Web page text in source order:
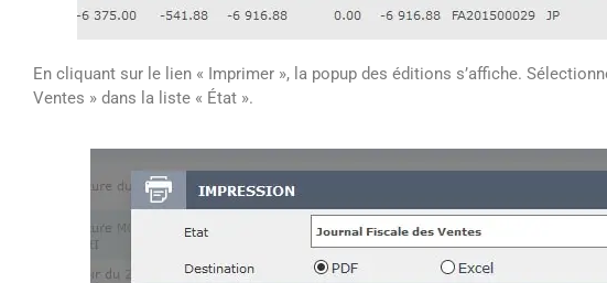
En cliquant sur le lien « Imprimer », la popup des éditions s’affiche.
Ventes » dans la liste « État ».